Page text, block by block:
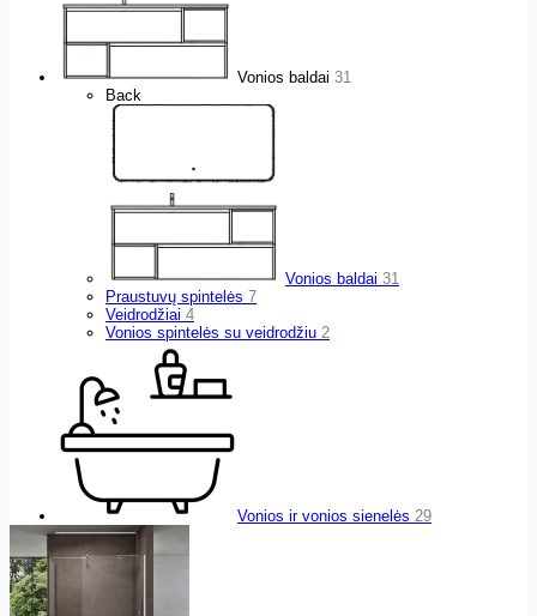
Vonios baldai 31
Back
Vonios baldai 31
Praustuvų spintelės 7
Veidrodžiai 4
Vonios spintelės su veidrodžiu 2
Vonios ir vonios sienelės 29